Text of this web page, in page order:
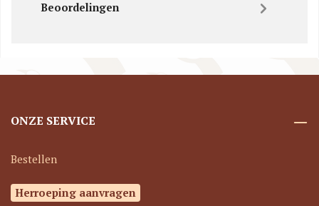
Beoordelingen
ONZE SERVICE
Bestellen
Herroeping aanvragen